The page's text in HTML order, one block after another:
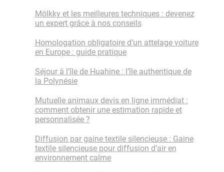
Mölkky et les meilleures techniques : devenez
un expert grâce à nos conseils
Homologation obligatoire d’un attelage voiture
en Europe : guide pratique
Séjour à l’île de Huahine : l’île authentique de
la Polynésie
Mutuelle animaux devis en ligne immédiat :
comment obtenir une estimation rapide et
personnalisée ?
Diffusion par gaine textile silencieuse : Gaine
textile silencieuse pour diffusion d’air en
environnement calme